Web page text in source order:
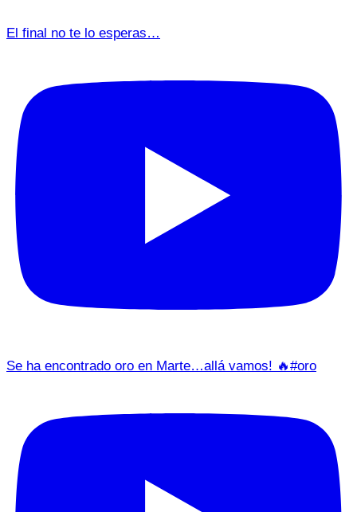
El final no te lo esperas…
Se ha encontrado oro en Marte…allá vamos! 🔥#oro